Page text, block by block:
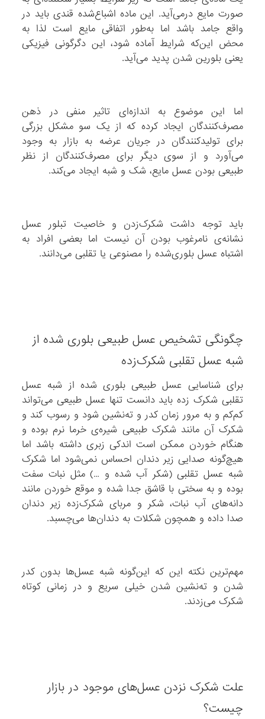
صورت مایع درمی‌آید. این ماده اشباع‌شده قندی باید در
واقع جامد باشد اما به‌طور اتفاقی مایع است لذا به
محض این‌که شرایط آماده شود، این دگرگونی فیزیکی
یعنی بلورین‌ شدن پدید می‌آید.
اما این موضوع به اندازه‌ای تاثیر منفی در ذهن
مصرف‌کنندگان ایجاد کرده که از یک سو مشکل بزرگی
برای تولید‌کنندگان در جریان عرضه به بازار به وجود
می‌آورد و از سوی دیگر برای مصرف‌کنند‌گان از نظر
طبیعی بودن عسل مایع، شک و شبه ایجاد می‌کند.
باید توجه داشت شکرک‌زدن و خاصیت تبلور عسل
نشانه‌ی نامرغوب بودن آن نیست اما بعضی افراد به
اشتباه عسل بلوری‌شده را مصنوعی یا تقلبی می‌دانند.
چگونگی تشخیص عسل طبیعی بلوری شده از
شبه عسل تقلبی شکرک‌زده
برای شناسایی عسل طبیعی بلوری شده از شبه عسل
تقلبی شکرک زده باید دانست تنها عسل طبیعی می‌تواند
کم‌کم و به مرور زمان کدر و ته‌نشین شود و رسوب کند و
شکرک آن مانند شکرک طبیعی شیره‌ی خرما نرم بوده و
هنگام خوردن ممکن است اندکی زبری داشته باشد اما
هیچ‌گونه صدایی زیر دندان احساس نمی‌شود اما شکرک
شبه عسل تقلبی (شکر آب شده و …) مثل نبات سفت
بوده و به سختی با قاشق جدا شده و موقع خوردن مانند
دانه‌های آب نبات، شکر و مربای شکرک‌زده زیر دندان
صدا داده و همچون شکلات به دندان‌ها می‌چسبد.
مهم‌ترین نکته‌ این که این‌گونه شبه عسل‌ها بدون کدر‌
شدن و ته‌نشین شدن خیلی سریع و در زمانی کوتاه
شکرک می‌زدند.
علت شکرک نزدن عسل‌های موجود در بازار
چیست؟